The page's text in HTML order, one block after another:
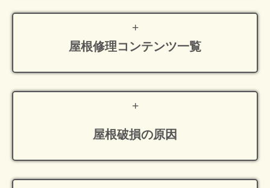
屋根修理コンテンツ一覧
屋根破損の原因